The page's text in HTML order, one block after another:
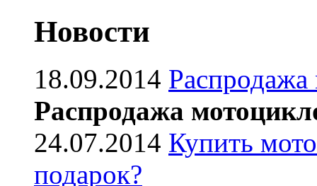
Новости
18.09.2014
Распродажа
24.07.2014 Купить
подарок?